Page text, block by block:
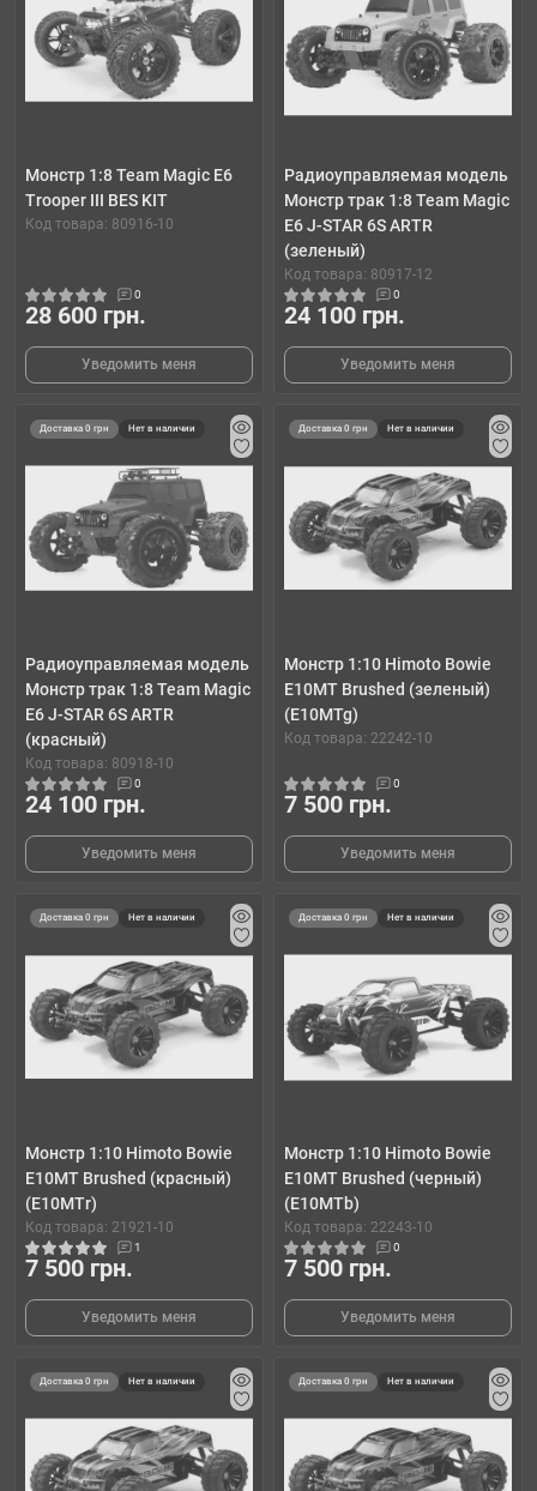
Монстр 1:8 Team Magic E6
Trooper III BES KIT
Код товара: 80916-10
0
28 600 грн.
Уведомить меня
Радиоуправляемая модель
Монстр трак 1:8 Team Magic
E6 J-STAR 6S ARTR
(зеленый)
Код товара: 80917-12
0
24 100 грн.
Уведомить меня
Доставка 0 грн Нет в наличии
Радиоуправляемая модель
Монстр трак 1:8 Team Magic
E6 J-STAR 6S ARTR
(красный)
Код товара: 80918-10
0
24 100 грн.
Уведомить меня
Доставка 0 грн Нет в наличии
Монстр 1:10 Himoto Bowie
E10MT Brushed (зеленый)
(E10MTg)
Код товара: 22242-10
0
7 500 грн.
Уведомить меня
Доставка 0 грн Нет в наличии
Монстр 1:10 Himoto Bowie
E10MT Brushed (красный)
(E10MTr)
Код товара: 21921-10
1
7 500 грн.
Уведомить меня
Доставка 0 грн Нет в наличии
Монстр 1:10 Himoto Bowie
E10MT Brushed (черный)
(E10MTb)
Код товара: 22243-10
0
7 500 грн.
Уведомить меня
Доставка 0 грн Нет в наличии Доставка 0 грн Нет в наличии